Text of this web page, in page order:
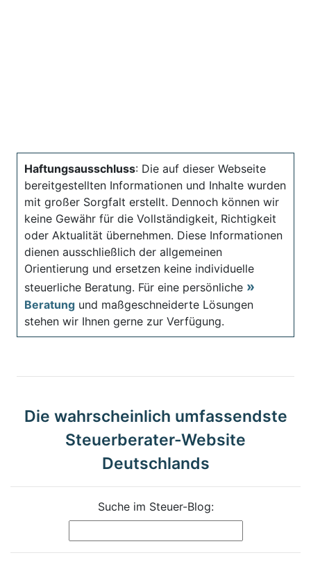
Haftungsausschluss: Die auf dieser Webseite
bereitgestellten Informationen und Inhalte wurden
mit großer Sorgfalt erstellt. Dennoch können wir
keine Gewähr für die Vollständigkeit, Richtigkeit
oder Aktualität übernehmen. Diese Informationen
dienen ausschließlich der allgemeinen
Orientierung und ersetzen keine individuelle
steuerliche Beratung. Für eine persönliche
Beratung und maßgeschneiderte Lösungen
stehen wir Ihnen gerne zur Verfügung.
Die wahrscheinlich umfassendste
Steuerberater-Website
Deutschlands
Suche im Steuer-Blog: